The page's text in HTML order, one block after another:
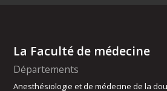
La Faculté de médecine
Départements
Anesthésiologie et de médecine de la